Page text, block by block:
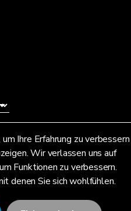
Ihre Erfahrung zu verbessern
Wir verlassen uns auf
Funktionen zu verbessern.
denen Sie sich wohlfühlen.